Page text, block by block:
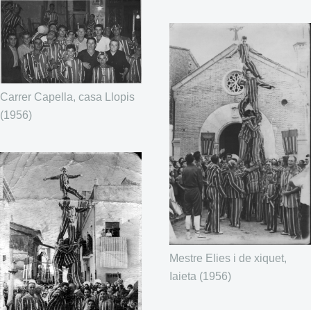
Carrer Capella, casa Llopis
(1956)
Mestre Elies i de xiquet,
Iaieta (1956)